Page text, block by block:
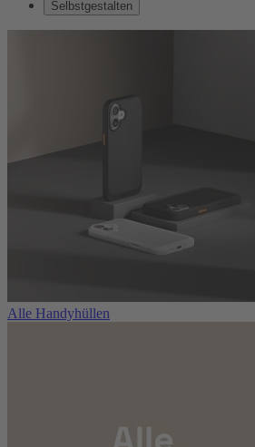
Selbstgestalten
Alle Handyhüllen